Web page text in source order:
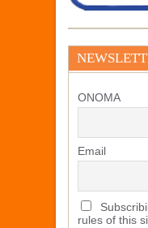
ΟΝΟΜΑ
Email
rules of this